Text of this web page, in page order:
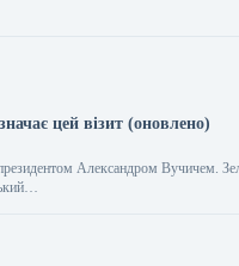
цей візит (оновлено)
Александром Вучичем.